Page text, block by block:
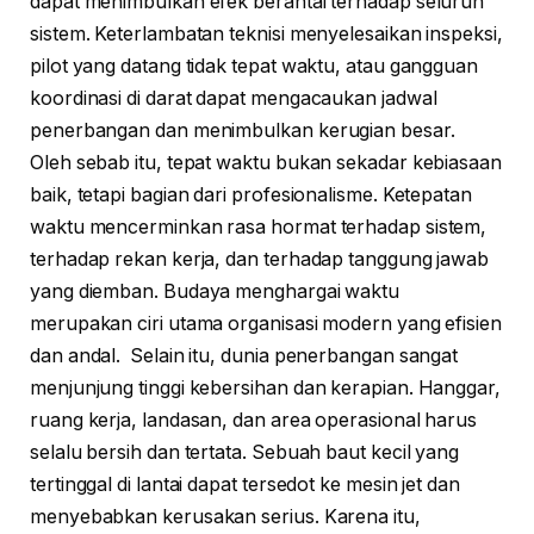
sistem. Keterlambatan teknisi menyelesaikan inspeksi,
pilot yang datang tidak tepat waktu, atau gangguan
koordinasi di darat dapat mengacaukan jadwal
penerbangan dan menimbulkan kerugian besar.
Oleh sebab itu, tepat waktu bukan sekadar kebiasaan
baik, tetapi bagian dari profesionalisme. Ketepatan
waktu mencerminkan rasa hormat terhadap sistem,
terhadap rekan kerja, dan terhadap tanggung jawab
yang diemban. Budaya menghargai waktu
merupakan ciri utama organisasi modern yang efisien
dan andal. Selain itu, dunia penerbangan sangat
menjunjung tinggi kebersihan dan kerapian. Hanggar,
ruang kerja, landasan, dan area operasional harus
selalu bersih dan tertata. Sebuah baut kecil yang
tertinggal di lantai dapat tersedot ke mesin jet dan
menyebabkan kerusakan serius. Karena itu,